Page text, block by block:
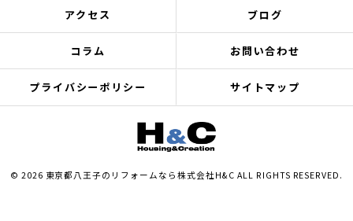
アクセス ブログ
コラム お問い合わせ
プライバシーポリシー サイトマップ
© 2026 東京都八王子のリフォームなら株式会社H&C ALL RIGHTS RESERVED.